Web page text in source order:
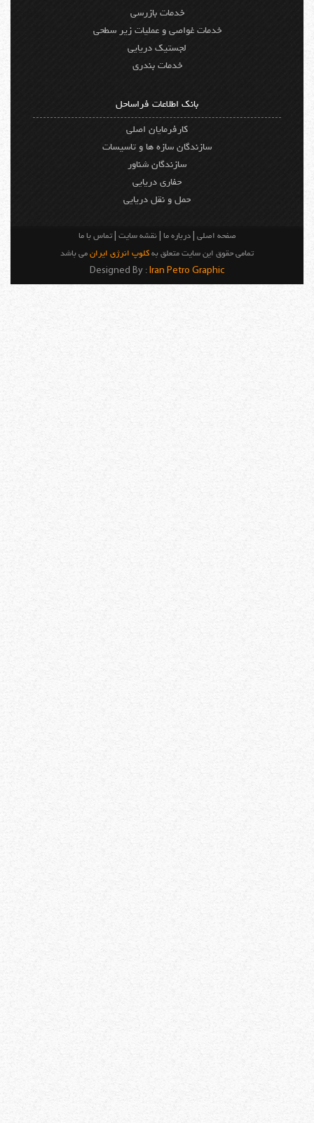
خدمات بازرسی
خدمات غواصی و عملیات زیر سطحی
لجستیک دریایی
خدمات بندری
بانک اطلاعات فراساحل
کارفرمایان اصلی
سازندگان سازه ها و تاسیسات
سازندگان شناور
حفاری دریایی
حمل و نقل دریایی
صفحه اصلی |درباره ما |نقشه سایت |تماس با ما
تمامی حقوق این سایت متعلق به کلوپ انرژی ایران می باشد
Designed By : Iran Petro Graphic